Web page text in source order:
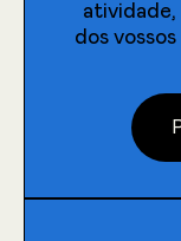
atividade,
dos